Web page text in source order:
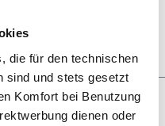
die für den technischen
sind und stets gesetzt
Komfort bei Benutzung
dienen oder